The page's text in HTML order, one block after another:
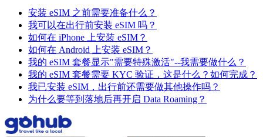
安装 eSIM 之前需要准备什么？
我可以在出行前安装 eSIM 吗？
如何在 iPhone 上安装 eSIM？
如何在 Android 上安装 eSIM？
我的 eSIM 套餐显示"需要特殊激活"--我需要做什么？
我的 eSIM 套餐需要 KYC 验证，这是什么？如何完成？
我已安装 eSIM，出行前还需要做其他操作吗？
为什么要等到落地后再开启 Data Roaming？